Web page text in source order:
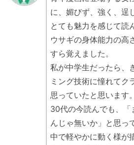
に、媚びず、強く、逞
とても魅力を感じて読
ウサギの身体能力の高
すら覚えました。
私が中学生だったら、
ミング技術に憧れてク
思っていたと思います。
30代の今読んでも、「
んじゃ無いか」と思っ
中で軽やかに動く様が